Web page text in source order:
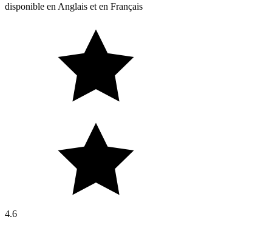
disponible en Anglais et en Français
4.6